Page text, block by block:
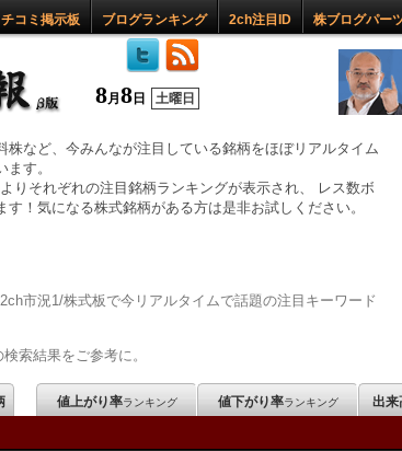
コミ掲示板 ブログランキング 2ch注目ID 株ブログパー
8月 8 日 土曜日
株など、今みんなが注目している銘柄をほぼリアルタイム
す。
よりそれぞれの注目銘柄ランキングが表示され、 レス数ボ
！気になる株式銘柄がある方は是非お試しください。
市況1/株式板で今リアルタイムで話題の注目キーワード
索結果をご参考に。
値上がり率ランキング 値下がり率ランキング 出来